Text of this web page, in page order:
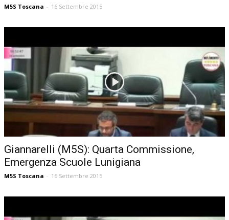
M5S Toscana - 16 Settembre 2015
Giannarelli (M5S): Quarta Commissione,
Emergenza Scuole Lunigiana
M5S Toscana - 16 Settembre 2015